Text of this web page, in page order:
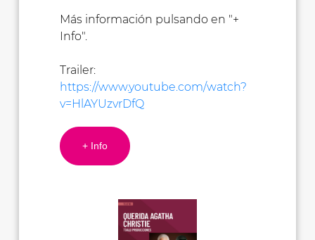
Más información pulsando en "+
Info".
Trailer:
https://www.youtube.com/watch?
v=HlAYUzvrDfQ
+ Info